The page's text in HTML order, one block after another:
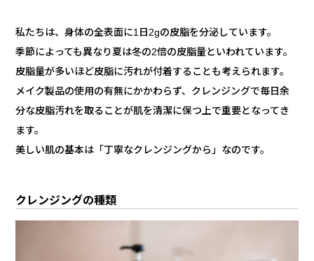
私たちは、身体の全表面に1日2gの皮脂を分泌しています。
季節によっても異なり夏は冬の2倍の皮脂量といわれています。
皮脂量が多いほど皮脂に汚れが付着することも考えられます。
メイク製品の使用の有無にかかわらず、クレンジングで毎日余
分な皮脂汚れを取ることが肌を清潔に保つ上で重要となってき
ます。
美しい肌の基本は「丁寧なクレンジングから」なのです。
クレンジングの種類